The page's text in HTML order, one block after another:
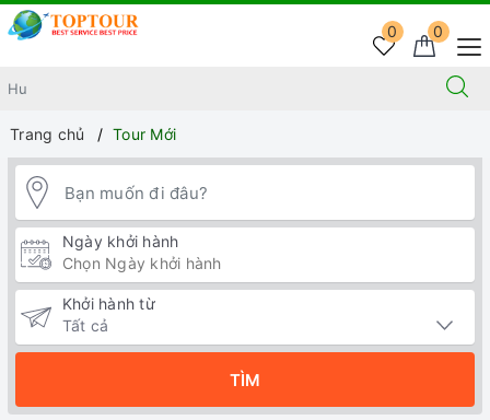
0
0
Trang chủ Tour Mới
Ngày khởi hành
Khởi hành từ
TÌM